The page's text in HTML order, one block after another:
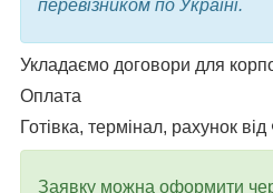
перевізником по Україні.
Укладаємо договори для
Оплата
Готівка, термінал, рахунок
Заявку можна оформити